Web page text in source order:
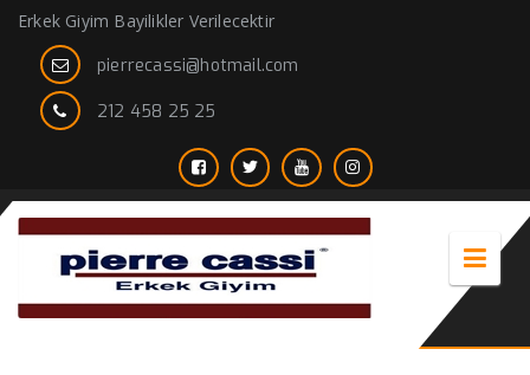
Erkek Giyim Bayilikler Verilecektir
pierrecassi@hotmail.com
212 458 25 25